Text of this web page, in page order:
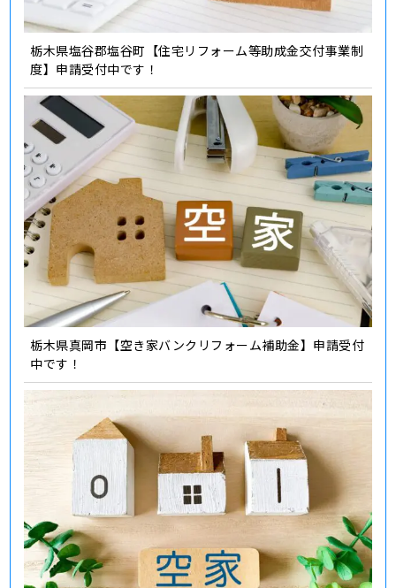
栃木県塩谷郡塩谷町【住宅リフォーム等助成金交付事業制
度】申請受付中です！
栃木県真岡市【空き家バンクリフォーム補助金】申請受付
中です！